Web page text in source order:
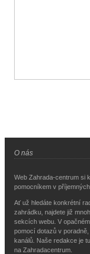
O nás
Web Zahrada-centrum si
pomocníkem v
Ať už hledáte konkrétní
zahrádku, najdete již
sekcích webu. V
pomocí dotazů v
kanálů. Naše redakce je
na Zahradacentrum.